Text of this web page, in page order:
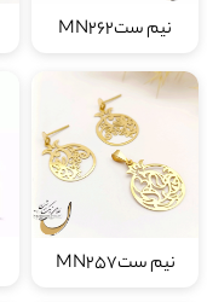
نیم ستMN262
نیم ستMN257